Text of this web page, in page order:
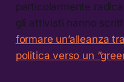
particolarmente
gli attivisti hanno
formare un’alleanza
politica verso un